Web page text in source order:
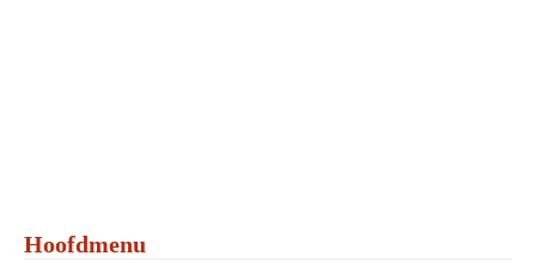
Hoofdmenu